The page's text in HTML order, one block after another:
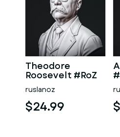
Theodore
Roosevelt #RoZ
ruslanoz
$24.99